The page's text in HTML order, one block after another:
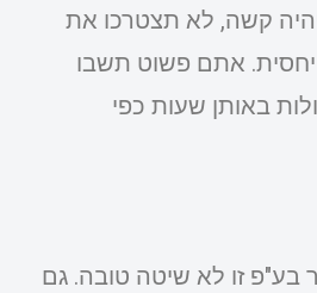
קשה, לא תצטרכו את
יחסית. אתם פשוט תשבו
באותן שעות כפי
בע"פ זו לא שיטה טובה. גם